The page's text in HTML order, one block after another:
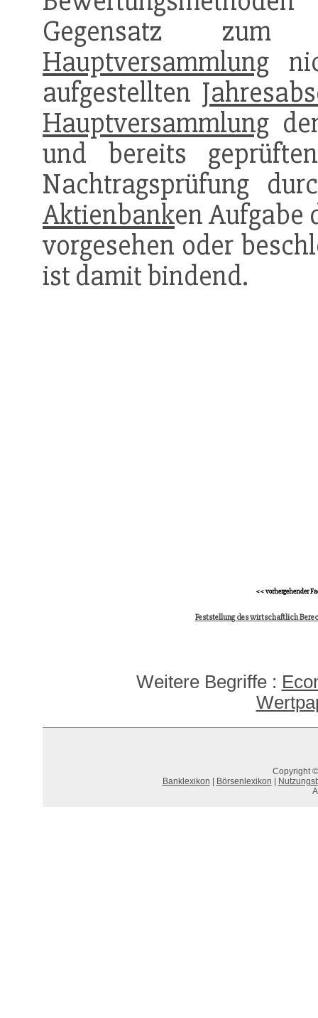
Gegensatz
Hauptversammlung
aufgestellten
Hauptversammlung
und bereits
Nachtragsprüfung
Aktienbanken Aufgabe
vorgesehen oder
ist damit bindend.
<< vorhergehender
Feststellung des wirtschaftlich
Weitere Begriffe :
Copyright
Banklexikon
Börsenlexikon